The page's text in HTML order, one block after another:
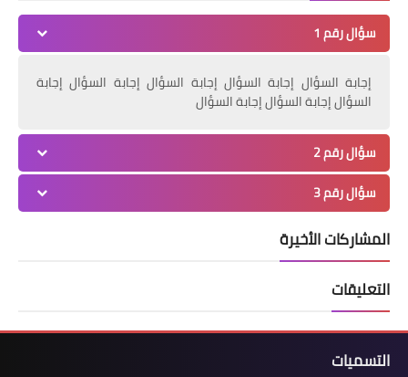
سؤال رقم 1
إجابة السؤال إجابة السؤال إجابة السؤال إجابة السؤال إجابة
السؤال إجابة السؤال إجابة السؤال
سؤال رقم 2
سؤال رقم 3
المشاركات الأخيرة
التعليقات
التسميات